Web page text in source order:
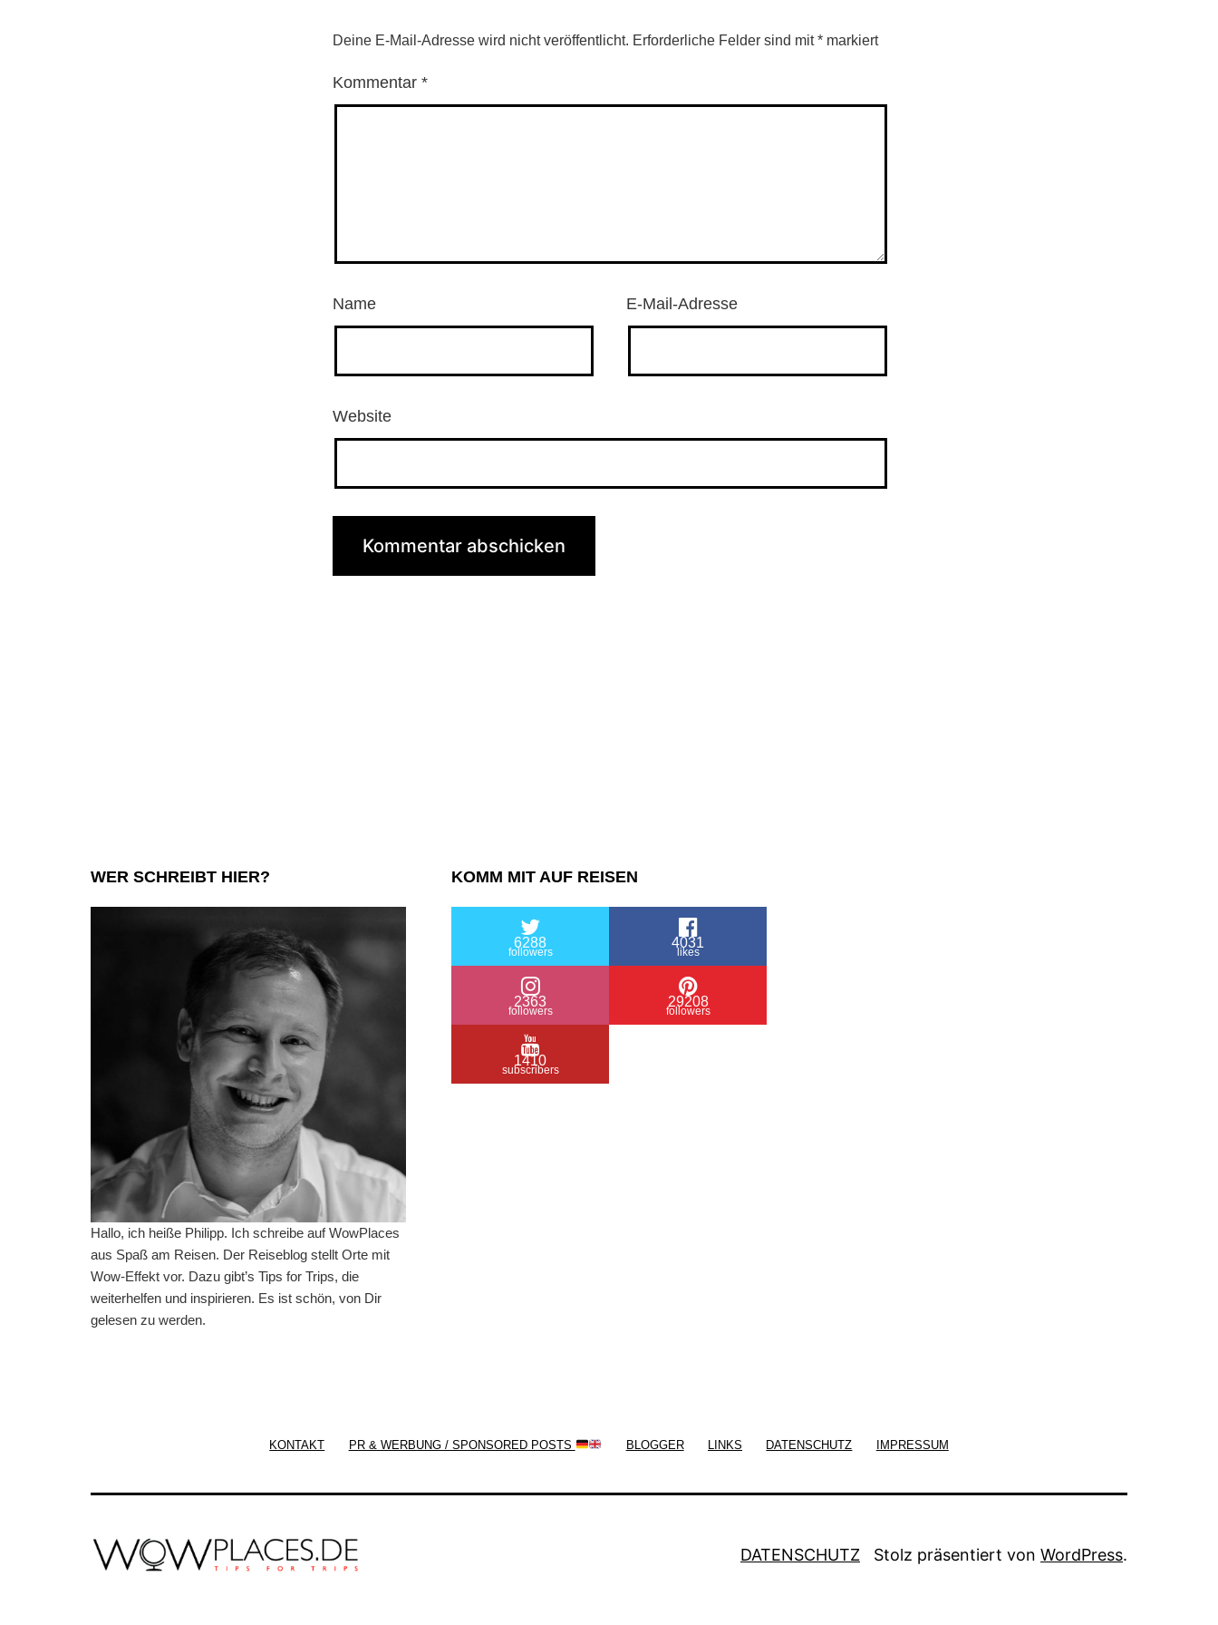
Deine E-Mail-Adresse wird nicht veröffentlicht. Erforderliche Felder sind mit* markiert
Kommentar *
Name E-Mail-Adresse
Website
WER SCHREIBT HIER?
Hallo, ich heiße Philipp. Ich schreibe auf WowPlaces
aus Spaß am Reisen. Der Reiseblog stellt Orte mit
Wow-Effekt vor. Dazu gibt’s Tips for Trips, die
weiterhelfen und inspirieren. Es ist schön, von Dir
gelesen zu werden.
KOMM MIT AUF REISEN
6288
followers
4031
likes
2363
followers
29208
followers
1410
subscribers
KONTAKT PR & WERBUNG / SPONSORED POSTS BLOGGER LINKS DATENSCHUTZ IMPRESSUM
DATENSCHUTZ Stolz präsentiert von WordPress.